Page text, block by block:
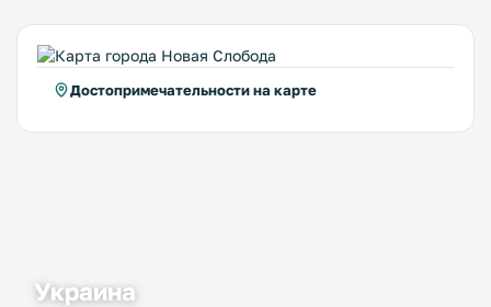
Достопримечательности на карте
Украина